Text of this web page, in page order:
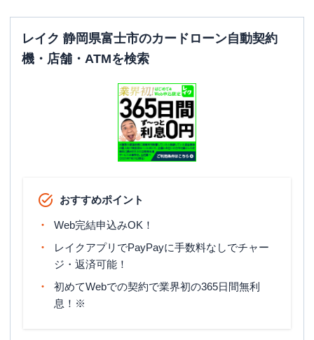
レイク 静岡県富士市のカードローン自動契約
機・店舗・ATMを検索
おすすめポイント
Web完結申込みOK！
レイクアプリでPayPayに手数料なしでチャー
ジ・返済可能！
初めてWebでの契約で業界初の365日間無利
息！※